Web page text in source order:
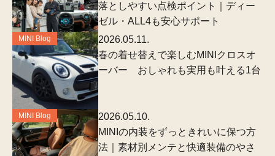
落としやすい点検ポイント｜ディー
ゼル・ALL4も安心サポート
MINI Blog
2026.05.11.
春の着せ替えで楽しむMINIクロスオ
ーバー おしゃれも実用も叶える1台
MINI Blog
2026.05.10.
MINIの内装をずっときれいに保つ方
法｜素材別メンテと快適装備のやさ